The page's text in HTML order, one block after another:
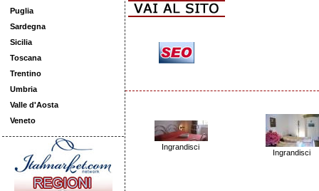
Puglia
Sardegna
Sicilia
Toscana
Trentino
Umbria
Valle d'Aosta
Veneto
Ingrandisci
Ingrandisci